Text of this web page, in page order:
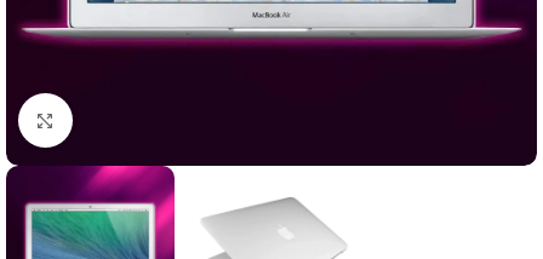
Click to enlarge